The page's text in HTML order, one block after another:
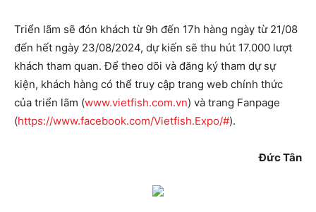
Triển lãm sẽ đón khách từ 9h đến 17h hàng ngày từ 21/08
đến hết ngày 23/08/2024, dự kiến sẽ thu hút 17.000 lượt
khách tham quan. Để theo dõi và đăng ký tham dự sự
kiện, khách hàng có thể truy cập trang web chính thức
của triển lãm (www.vietfish.com.vn) và trang Fanpage
(https://www.facebook.com/Vietfish.Expo/#).
Đức Tân